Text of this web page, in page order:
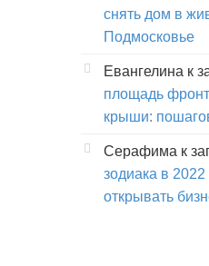
снять дом в
Подмосковье
Евангелина к
площадь
крыши:
Серафима к
зодиака в
открывать